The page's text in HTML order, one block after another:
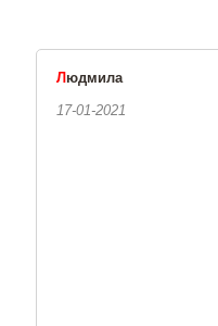
Л юдмила
17-01-2021